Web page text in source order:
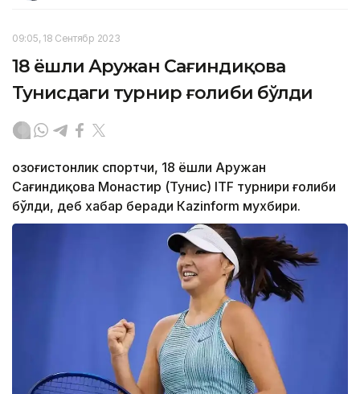
09:05, 18 Сентябр 2023
18 ёшли Аружан Сағиндиқова
Тунисдаги турнир ғолиби бўлди
Қозоғистонлик спортчи, 18 ёшли Аружан
Сағиндиқова Монастир (Тунис) ITF турнири ғолиби
бўлди, деб хабар беради Каzinform мухбири.